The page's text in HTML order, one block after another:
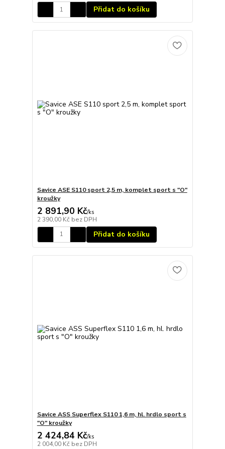
Přidat do košíku
Savice ASE S110 sport 2,5 m, komplet sport s "O"
kroužky
2 891,90 Kč/ks
2 390,00 Kč bez DPH
Přidat do košíku
Savice ASS Superflex S110 1,6 m, hl. hrdlo sport s
"O" kroužky
2 424,84 Kč/ks
2 004,00 Kč bez DPH